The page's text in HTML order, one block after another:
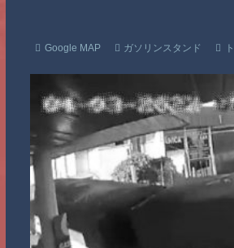
Google MAP ガソリンスタンド